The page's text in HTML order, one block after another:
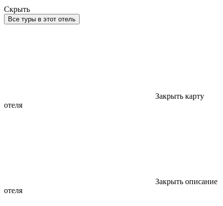
Скрыть
Все туры в этот отель
Закрыть карту
отеля
Закрыть описание
отеля